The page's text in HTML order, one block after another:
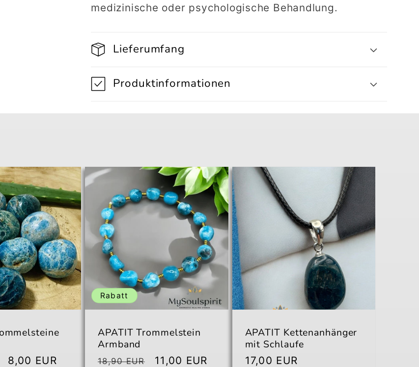
medizinische oder psychologische Behandlung.
Lieferumfang
Produktinformationen
Verkaufspreis
8,00 EUR
Rabatt
APATIT Trommelstein
Armband
Normaler
18,90 EUR Verkaufspreis
11,00 EUR
APATIT Kettenanhänger
mit Schlaufe
Normaler
17,00 EUR